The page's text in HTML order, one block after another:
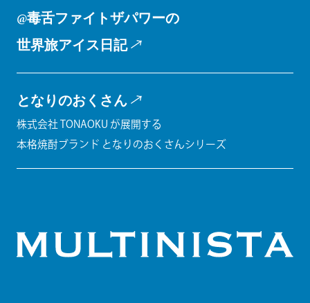
@毒舌ファイトザパワーの
世界旅アイス日記
となりのおくさん
株式会社 TONAOKU が展開する
本格焼酎ブランド となりのおくさんシリーズ